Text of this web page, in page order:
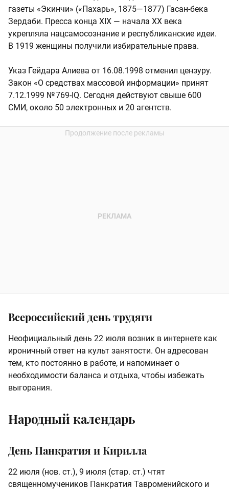
газеты «Экинчи» («Пахарь», 1875—1877) Гасан-бека
Зердаби. Пресса конца XIX — начала XX века
укрепляла нацсамосознание и республиканские идеи.
В 1919 женщины получили избирательные права.
Указ Гейдара Алиева от 16.08.1998 отменил цензуру.
Закон «О средствах массовой информации» принят
7.12.1999 № 769-IQ. Сегодня действуют свыше 600
СМИ, около 50 электронных и 20 агентств.
Всероссийский день трудяги
Неофициальный день 22 июля возник в интернете как
ироничный ответ на культ занятости. Он адресован
тем, кто постоянно в работе, и напоминает о
необходимости баланса и отдыха, чтобы избежать
выгорания.
Народный календарь
День Панкратия и Кирилла
22 июля (нов. ст.), 9 июля (стар. ст.) чтят
священномучеников Панкратия Тавроменийского и